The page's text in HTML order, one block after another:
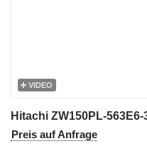
VIDEO
Preis auf Anfrage